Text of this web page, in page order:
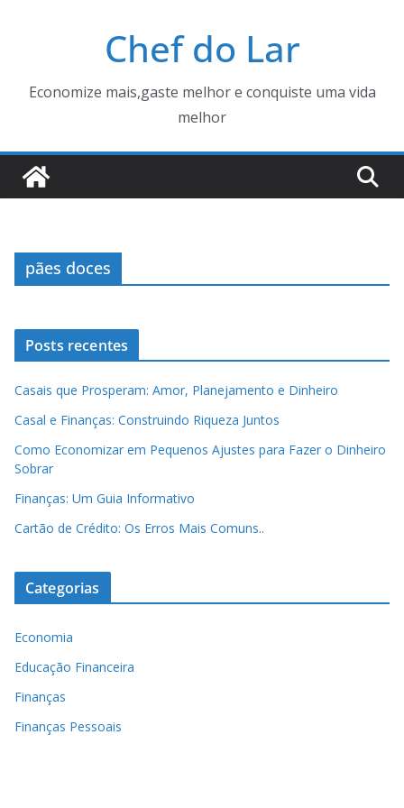
conteúdo
Chef do Lar
Economize mais,gaste melhor e conquiste uma vida
melhor
pães doces
Posts recentes
Casais que Prosperam: Amor, Planejamento e Dinheiro
Casal e Finanças: Construindo Riqueza Juntos
Como Economizar em Pequenos Ajustes para Fazer o Dinheiro
Sobrar
Finanças: Um Guia Informativo
Cartão de Crédito: Os Erros Mais Comuns..
Categorias
Economia
Educação Financeira
Finanças
Finanças Pessoais